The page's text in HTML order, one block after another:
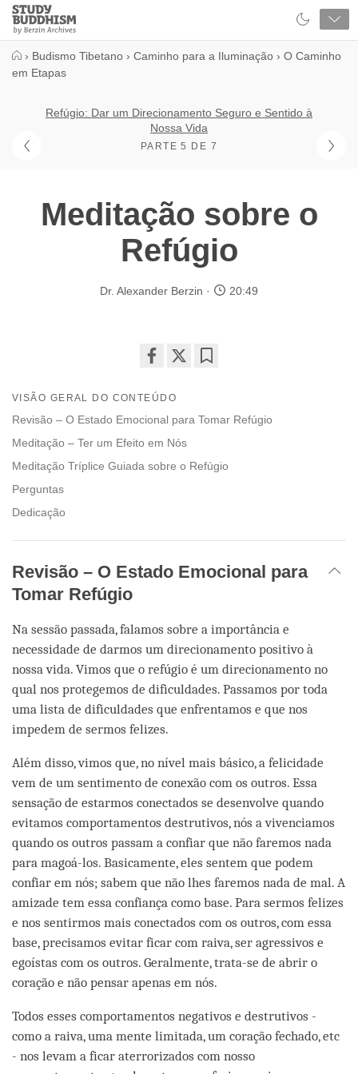
Close
Study
Buddhism
› Budismo Tibetano › Caminho para a Iluminação › O Caminho
em Etapas
Refúgio: Dar um Direcionamento Seguro e Sentido à
Nossa Vida
PARTE 5 DE 7
Meditação sobre o
Refúgio
Dr. Alexander Berzin 20:49
on
facebook
VISÃO GERAL DO CONTEÚDO
Revisão – O Estado Emocional para Tomar Refúgio
Meditação – Ter um Efeito em Nós
Meditação Tríplice Guiada sobre o Refúgio
Perguntas
Dedicação
Revisão – O Estado Emocional para
Tomar Refúgio
Na sessão passada, falamos sobre a importância e
necessidade de darmos um direcionamento positivo à
nossa vida. Vimos que o refúgio é um direcionamento no
qual nos protegemos de dificuldades. Passamos por toda
uma lista de dificuldades que enfrentamos e que nos
impedem de sermos felizes.
Além disso, vimos que, no nível mais básico, a felicidade
vem de um sentimento de conexão com os outros. Essa
sensação de estarmos conectados se desenvolve quando
evitamos comportamentos destrutivos, nós a vivenciamos
quando os outros passam a confiar que não faremos nada
para magoá-los. Basicamente, eles sentem que podem
confiar em nós; sabem que não lhes faremos nada de mal. A
amizade tem essa confiança como base. Para sermos felizes
e nos sentirmos mais conectados com os outros, com essa
base, precisamos evitar ficar com raiva, ser agressivos e
egoístas com os outros. Geralmente, trata-se de abrir o
coração e não pensar apenas em nós.
Todos esses comportamentos negativos e destrutivos -
como a raiva, uma mente limitada, um coração fechado, etc
- nos levam a ficar aterrorizados com nosso